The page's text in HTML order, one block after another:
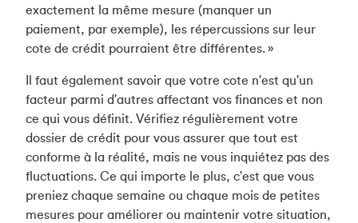
exactement la même mesure (manquer un
paiement, par exemple), les répercussions sur leur
cote de crédit pourraient être différentes. »
Il faut également savoir que votre cote n'est qu'un
facteur parmi d'autres affectant vos finances et non
ce qui vous définit. Vérifiez régulièrement votre
dossier de crédit pour vous assurer que tout est
conforme à la réalité, mais ne vous inquiétez pas des
fluctuations. Ce qui importe le plus, c'est que vous
preniez chaque semaine ou chaque mois de petites
mesures pour améliorer ou maintenir votre situation,